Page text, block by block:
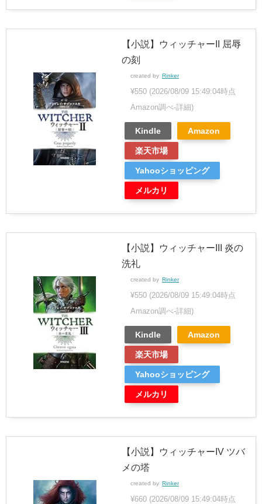
【小説】ウィッチャーII 屈辱
の刻
created by Rinker
¥550 (2026/08/09 15:49:04時点
Amazon調べ-詳細)
Kindle Amazon
楽天市場
Yahooショッピング
メルカリ
【小説】ウィッチャーIII 炎の
洗礼
created by Rinker
¥550 (2026/08/09 15:49:04時点
Amazon調べ-詳細)
Kindle Amazon
楽天市場
Yahooショッピング
メルカリ
【小説】ウィッチャーIV ツバ
メの塔
created by Rinker
¥660 (2026/08/09 15:49:04時点